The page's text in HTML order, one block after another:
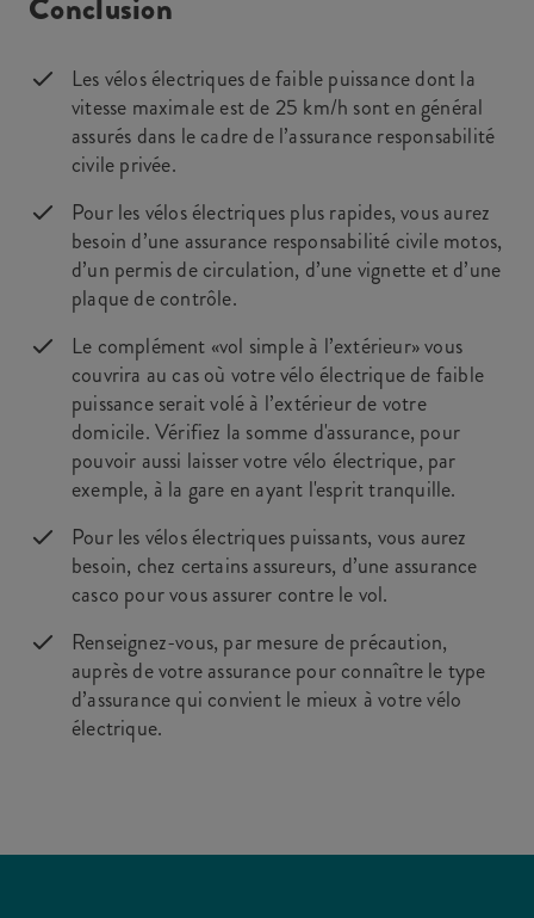
Conclusion
Les vélos électriques de faible puissance dont la
vitesse maximale est de 25 km/h sont en général
assurés dans le cadre de l’assurance responsabilité
civile privée.
Pour les vélos électriques plus rapides, vous aurez
besoin d’une assurance responsabilité civile motos,
d’un permis de circulation, d’une vignette et d’une
plaque de contrôle.
Le complément «vol simple à l’extérieur» vous
couvrira au cas où votre vélo électrique de faible
puissance serait volé à l’extérieur de votre
domicile. Vérifiez la somme d'assurance, pour
pouvoir aussi laisser votre vélo électrique, par
exemple, à la gare en ayant l'esprit tranquille.
Pour les vélos électriques puissants, vous aurez
besoin, chez certains assureurs, d’une assurance
casco pour vous assurer contre le vol.
Renseignez-vous, par mesure de précaution,
auprès de votre assurance pour connaître le type
d’assurance qui convient le mieux à votre vélo
électrique.